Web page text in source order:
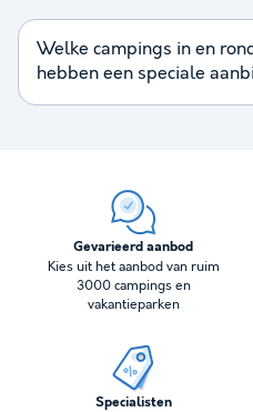
Welke campings in en rond
hebben een speciale
Gevarieerd aanbod
Kies uit het aanbod van ruim
3000 campings en
vakantieparken
Specialisten